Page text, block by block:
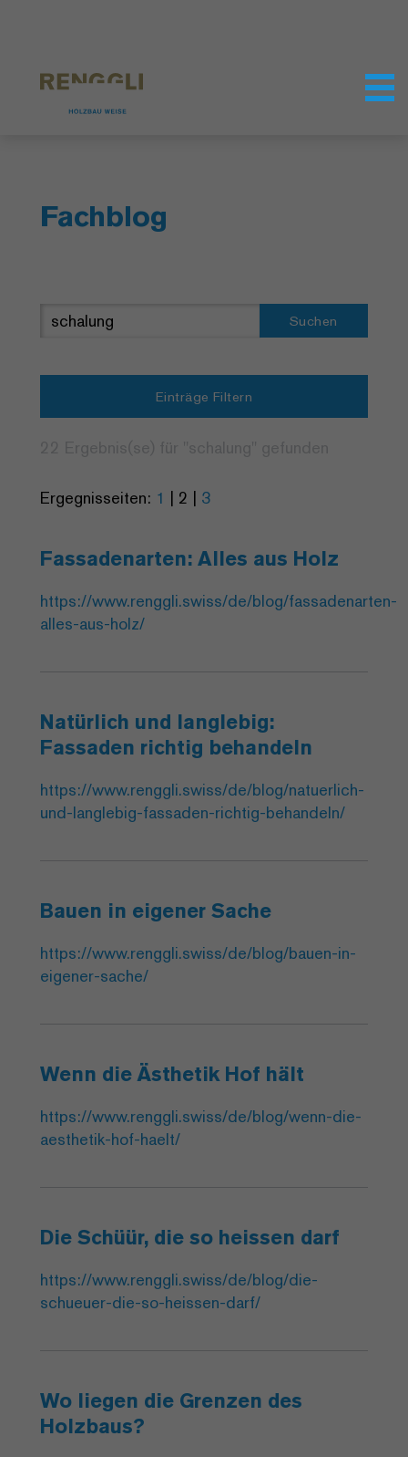
Fachblog
Suchen
Einträge Filtern
Ergegnisseiten: 1 | 2 | 3
Fassadenarten: Alles aus Holz
https://www.renggli.swiss/de/blog/fassadenarten-
alles-aus-holz/
Natürlich und langlebig:
Fassaden richtig behandeln
https://www.renggli.swiss/de/blog/natuerlich-
und-langlebig-fassaden-richtig-behandeln/
Bauen in eigener Sache
https://www.renggli.swiss/de/blog/bauen-in-
eigener-sache/
Wenn die Ästhetik Hof hält
https://www.renggli.swiss/de/blog/wenn-die-
aesthetik-hof-haelt/
Die Schüür, die so heissen darf
https://www.renggli.swiss/de/blog/die-
schueuer-die-so-heissen-darf/
Wo liegen die Grenzen des
Holzbaus?